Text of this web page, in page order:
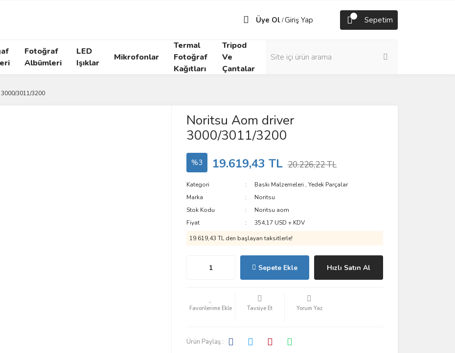
Üye Ol /Giriş Yap Sepetim
Fotoğraf
Albümleri
LED
Işıklar
Mikrofonlar
Termal
Fotoğraf
Kağıtları
Tripod
Ve
Çantalar
3011/3200
Noritsu Aom driver
3000/3011/3200
%3 19.619,43 TL 20.226,22 TL
Kategori Baskı Malzemeleri ,Yedek Parçalar
Marka
Noritsu
Stok Kodu
Noritsu aom
Fiyat
354,17 USD + KDV
19.619,43 TL den başlayan taksitlerle!
Sepete Ekle Hızlı Satın Al
Tavsiye Et Yorum Yaz
Ürün Paylaş :